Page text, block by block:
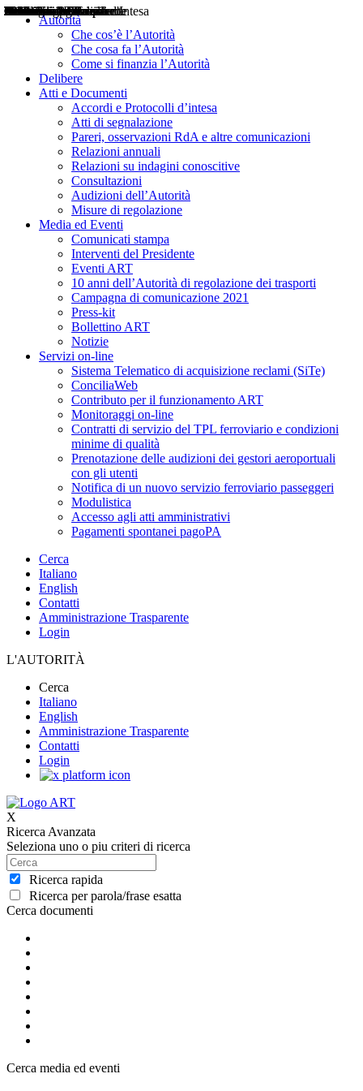
Autorità
Che cos’è l’Autorità
Che cosa fa l’Autorità
Come si finanzia l’Autorità
Delibere
Atti e Documenti
Accordi e Protocolli d’intesa
Atti di segnalazione
Pareri, osservazioni RdA e altre comunicazioni
Relazioni annuali
Relazioni su indagini conoscitive
Consultazioni
Audizioni dell’Autorità
Misure di regolazione
Media ed Eventi
Comunicati stampa
Interventi del Presidente
Eventi ART
10 anni dell’Autorità di regolazione dei trasporti
Campagna di comunicazione 2021
Press-kit
Bollettino ART
Notizie
Servizi on-line
Sistema Telematico di acquisizione reclami (SiTe)
ConciliaWeb
Contributo per il funzionamento ART
Monitoraggi on-line
Contratti di servizio del TPL ferroviario e condizioni
minime di qualità
Prenotazione delle audizioni dei gestori aeroportuali
con gli utenti
Notifica di un nuovo servizio ferroviario passeggeri
Modulistica
Accesso agli atti amministrativi
Pagamenti spontanei pagoPA
Cerca
Italiano
English
Contatti
Amministrazione Trasparente
Login
L'AUTORITÀ
Cerca
Italiano
English
Amministrazione Trasparente
Contatti
Login
X
Ricerca Avanzata
Seleziona uno o piu criteri di ricerca
Ricerca rapida
Ricerca per parola/frase esatta
Cerca documenti
Delibere
Pareri
Consultazioni
Audizioni
Atti di Segnalazione
Accordi e Protocolli d'Intesa
Relazioni annuali
Misure di regolazione
Cerca media ed eventi
Notizie
Comunicati Stampa
Bollettini ART
Convegni ART
Interviste del Presidente
Articoli in primo piano
Interventi del Presidente
2004
2005
2010
2013
2014
2015
2016
2017
2018
2019
202
2020
2021
2022
2023
2024
2025
2026
Aereo
Marittimo
Terrestre